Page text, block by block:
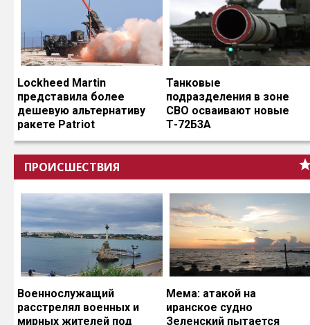
Lockheed Martin
представила более
дешевую альтернативу
ракете Patriot
Танковые
подразделения в зоне
СВО осваивают новые
Т-72Б3А
ПРОИСШЕСТВИЯ
Военнослужащий
расстрелял военных и
мирных жителей под
Мема: атакой на
иранское судно
Зеленский пытается